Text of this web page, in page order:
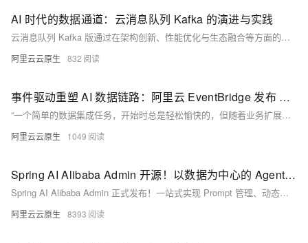
AI 时代的数据通道：云消息队列 Kafka 的演进与实践
云消息队列 Kafka 版通过在架构创新、性能优化与生态融合等方面的突破性进展，为企业构建实时数据驱动的应用提供了坚实支撑，持续赋能客户业务创新。
阿里云云原生 832
事件驱动重塑 AI 数据链路：阿里云 EventBridge 发布 AI ETL 新范式
“一个简单的数据集成任务，开始时总是轻松愉快的，但随着业务扩展，数据源越来越多，格式越来越乱，整个数据链路就会变得一团糟。”陈涛在演讲中指出了当前 AI 数据处理的普遍困境。扩展难、运维难、稳定性差，这三大挑战已成为制约 AI 应用创新和落地的关键瓶颈。针对这些痛点，在2025云栖大会期间，阿里云重磅发布了事件驱动 AI ETL 新范式，其核心产品 EventBridge 通过深度集成 AI 能力，为开发者提供了一套革命性的解决方案，旨在彻底改变 AI 时代的数据准备与处理方式。
阿里云云原生 1049
Spring AI Alibaba Admin 开源！以数据为中心的 Agent 开发平台
Spring AI Alibaba Admin 正式发布！一站式实现 Prompt 管理、动态热更新、评测集构建、自动化评估与全链路可观测，助力企业高效构建可信赖的 AI Agent 应用。开源共建，现已上线！
阿里云云原生 8393